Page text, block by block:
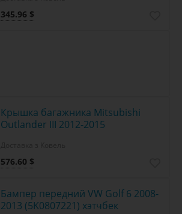
345.96 $
Крышка багажника Mitsubishi
Outlander III 2012-2015
576.60 $
Бампер передний VW Golf 6 2008-
2013 (5K0807221) хэтчбек